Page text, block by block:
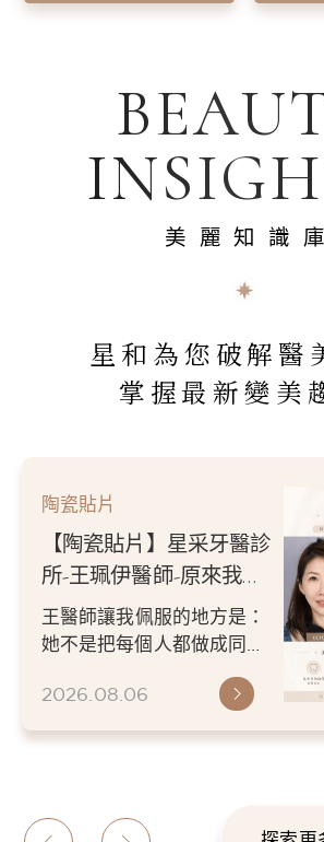
美麗知識庫
星和為您破解醫
掌握最新變美
陶瓷貼片
【陶瓷貼片】星采牙醫診
所-王珮伊醫師-原來我的
不愛笑，只是不喜歡自己
原本的牙齒
王醫師讓我佩服的地方是：
她不是把每個人都做成同一
更適合自己的樣子。 現...
2026.08.06